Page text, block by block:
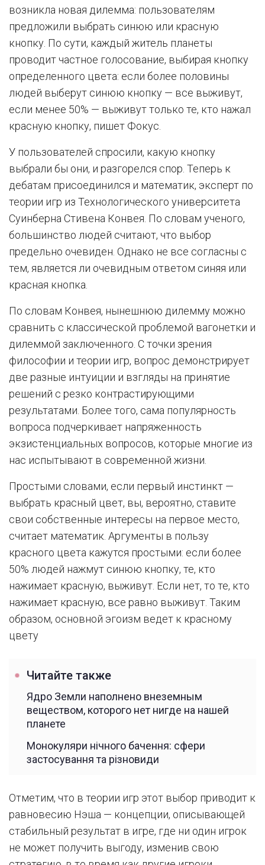
возникла новая дилемма: пользователям
предложили выбрать синюю или красную
кнопку. По сути, каждый житель планеты
проводит частное голосование, выбирая кнопку
определенного цвета: если более половины
людей выберут синюю кнопку — все выживут,
если менее 50% — выживут только те, кто нажал
красную кнопку, пишет Фокус.
У пользователей спросили, какую кнопку
выбрали бы они, и разгорелся спор. Теперь к
дебатам присоединился и математик, эксперт по
теории игр из Технологического университета
Суинберна Стивена Конвея. По словам ученого,
большинство людей считают, что выбор
предельно очевиден. Однако не все согласны с
тем, является ли очевидным ответом синяя или
красная кнопка.
По словам Конвея, нынешнюю дилемму можно
сравнить с классической проблемой вагонетки и
дилеммой заключенного. С точки зрения
философии и теории игр, вопрос демонстрирует
две разные интуиции и взгляды на принятие
решений с резко контрастирующими
результатами. Более того, сама популярность
вопроса подчеркивает напряженность
экзистенциальных вопросов, которые многие из
нас испытывают в современной жизни.
Простыми словами, если первый инстинкт —
выбрать красный цвет, вы, вероятно, ставите
свои собственные интересы на первое место,
считает математик. Аргументы в пользу
красного цвета кажутся простыми: если более
50% людей нажмут синюю кнопку, те, кто
нажимает красную, выживут. Если нет, то те, кто
нажимает красную, все равно выживут. Таким
образом, основной эгоизм ведет к красному
цвету
Читайте также
Ядро Земли наполнено внеземным
веществом, которого нет нигде на нашей
планете
Монокуляри нічного бачення: сфери
застосування та різновиди
Отметим, что в теории игр этот выбор приводит к
равновесию Нэша — концепции, описывающей
стабильный результат в игре, где ни один игрок
не может получить выгоду, изменив свою